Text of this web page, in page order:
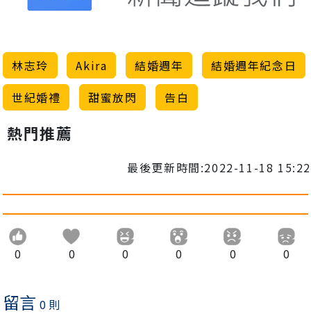
林志玲 Akira 結婚週年
結婚週年紀念日
世紀婚禮
甜蜜放閃 告白
熱門推薦
最後更新時間:2022-11-18 15:22
0 0 0 0 0 0